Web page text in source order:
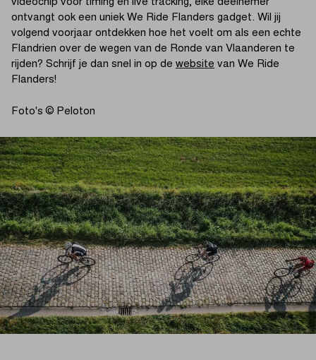
videochip voor timing en live tracking, elke deelnemer
ontvangt ook een uniek We Ride Flanders gadget. Wil jij
volgend voorjaar ontdekken hoe het voelt om als een echte
Flandrien over de wegen van de Ronde van Vlaanderen te
rijden? Schrijf je dan snel in op de website van We Ride
Flanders!
Foto's © Peloton